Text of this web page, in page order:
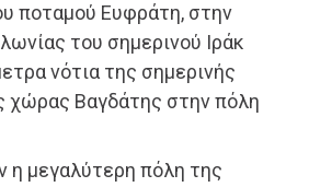
ποταμού Ευφράτη, στην
του σημερινού Ιράκ
νότια της σημερινής
Βαγδάτης στην πόλη
η μεγαλύτερη πόλη της